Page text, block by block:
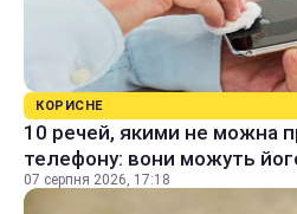
КОРИСНЕ
10 речей, якими не можна
телефону: вони можуть
07 серпня 2026, 17:18